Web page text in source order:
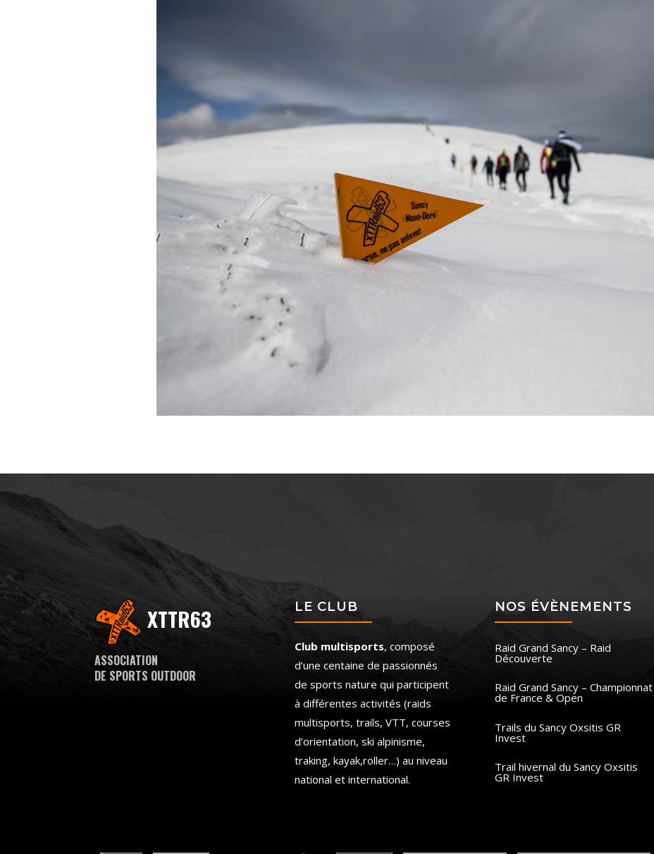
XTTR63
ASSOCIATION
DE SPORTS OUTDOOR
LE CLUB
Club multisports, composé
d’une centaine de passionnés
de sports nature qui participent
à différentes activités (raids
multisports, trails, VTT, courses
d’orientation, ski alpinisme,
traking, kayak,roller…) au niveau
national et international.
NOS ÉVÈNEMENTS
Raid Grand Sancy – Raid
Découverte
Raid Grand Sancy – Championnat
de France & Open
Trails du Sancy Oxsitis GR
Invest
Trail hivernal du Sancy Oxsitis
GR Invest